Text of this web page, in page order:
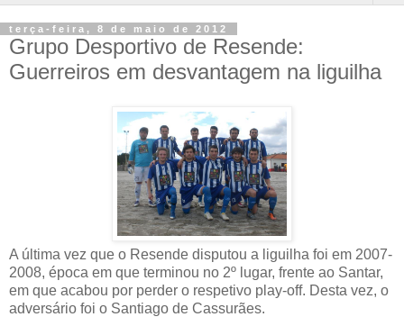
terça-feira, 8 de maio de 2012
Grupo Desportivo de Resende:
Guerreiros em desvantagem na liguilha
A última vez que o Resende disputou a liguilha foi em 2007-
2008, época em que terminou no 2º lugar, frente ao Santar,
em que acabou por perder o respetivo play-off. Desta vez, o
adversário foi o Santiago de Cassurães.